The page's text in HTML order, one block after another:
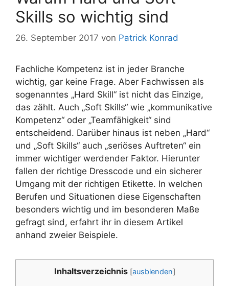
Skills so wichtig sind
26. September 2017 von Patrick Konrad
Fachliche Kompetenz ist in jeder Branche
wichtig, gar keine Frage. Aber Fachwissen als
sogenanntes „Hard Skill“ ist nicht das Einzige,
das zählt. Auch „Soft Skills“ wie „kommunikative
Kompetenz“ oder „Teamfähigkeit“ sind
entscheidend. Darüber hinaus ist neben „Hard“
und „Soft Skills“ auch „seriöses Auftreten“ ein
immer wichtiger werdender Faktor. Hierunter
fallen der richtige Dresscode und ein sicherer
Umgang mit der richtigen Etikette. In welchen
Berufen und Situationen diese Eigenschaften
besonders wichtig und im besonderen Maße
gefragt sind, erfahrt ihr in diesem Artikel
anhand zweier Beispiele.
Inhaltsverzeichnis [ausblenden]